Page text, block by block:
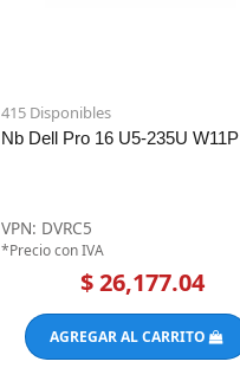
415 Disponibles
Nb Dell Pro 16 U5-235U W11P
VPN: DVRC5
*Precio con IVA
$ 26,177.04
AGREGAR AL CARRITO